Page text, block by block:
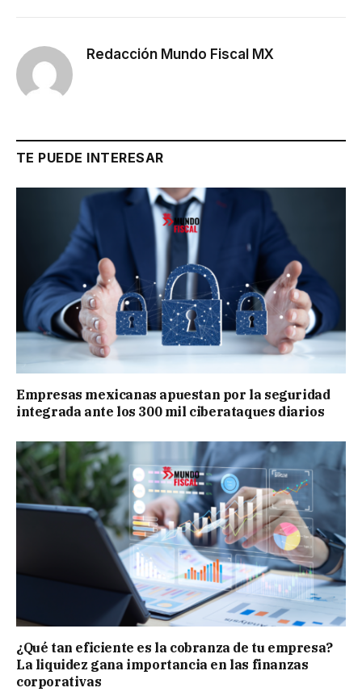
Redacción Mundo Fiscal MX
TE PUEDE INTERESAR
Empresas mexicanas apuestan por la seguridad
integrada ante los 300 mil ciberataques diarios
¿Qué tan eficiente es la cobranza de tu empresa?
La liquidez gana importancia en las finanzas
corporativas